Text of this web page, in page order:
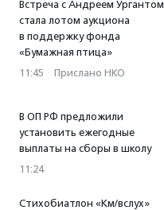
Встреча с Андреем Ургантом
стала лотом аукциона
в поддержку фонда
«Бумажная птица»
11:45 · Прислано НКО
В ОП РФ предложили
установить ежегодные
выплаты на сборы в школу
11:24
Стихобиатлон «Км/вслух»